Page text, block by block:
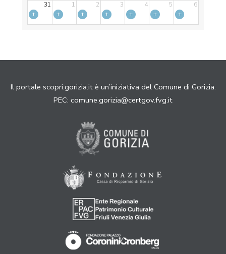
31
1 2 3 4 5
6
+
+ + + + + +
Il portale scopri.gorizia.it è un’iniziativa del Comune di Gorizia.
PEC: comune.gorizia@certgov.fvg.it